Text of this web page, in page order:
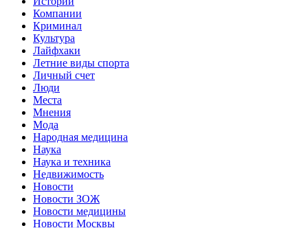
Компании
Криминал
Культура
Лайфхаки
Летние виды спорта
Личный счет
Люди
Места
Мнения
Мода
Народная медицина
Наука
Наука и техника
Недвижимость
Новости
Новости ЗОЖ
Новости медицины
Новости Москвы